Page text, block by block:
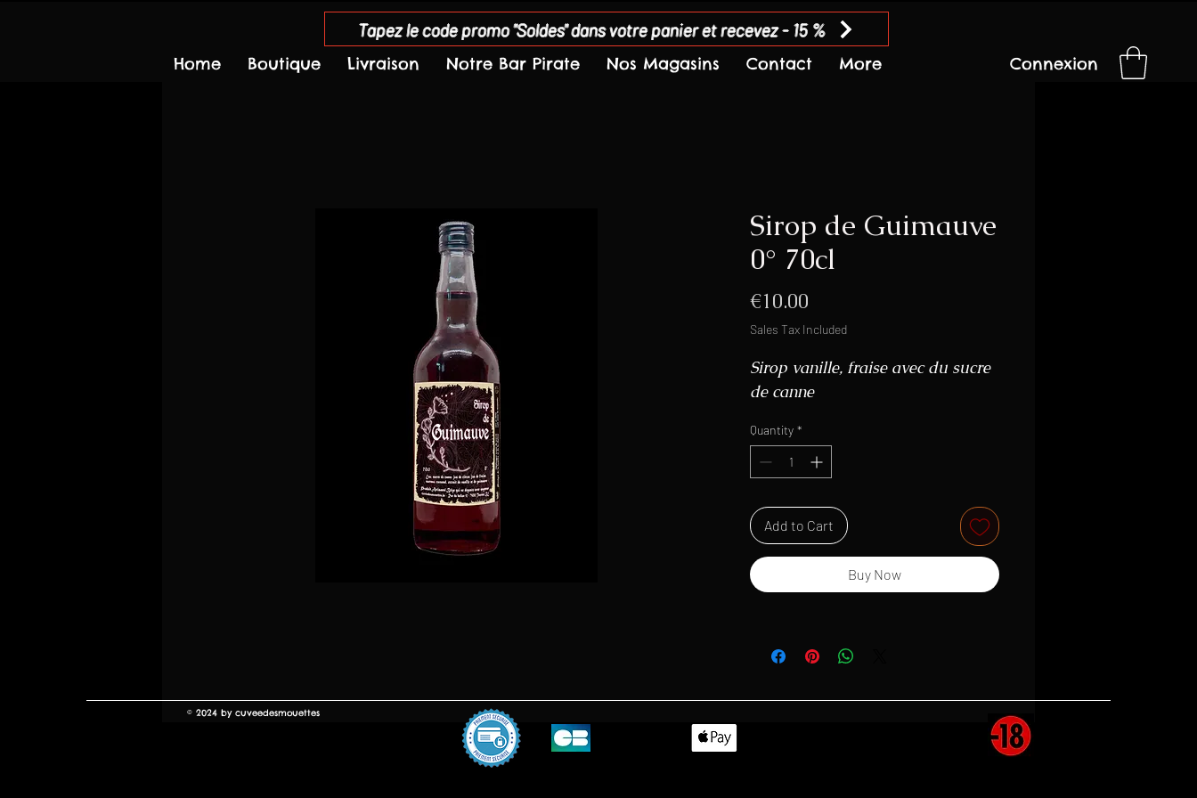
Tapez le code promo "Soldes" dans votre panier et recevez - 15 %
Home Boutique Livraison Notre Bar Pirate Nos Magasins Contact More Connexion
Sirop de Guimauve
0° 70cl
€10.00
Sales Tax Included
Sirop vanille, fraise avec du sucre
de canne
Quantity *
Add to Cart
Buy Now
© 2024 by cuveedesmouettes